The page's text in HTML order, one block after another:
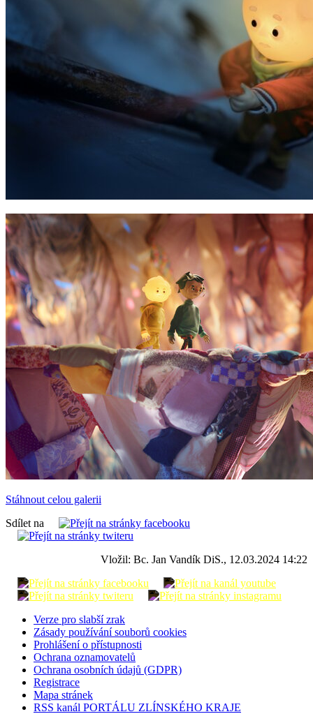
Stáhnout celou galerii
Sdílet na
Vložil: Bc. Jan Vandík DiS., 12.03.2024 14:22
Verze pro slabší zrak
Zásady používání souborů cookies
Prohlášení o přístupnosti
Ochrana oznamovatelů
Ochrana osobních údajů (GDPR)
Registrace
Mapa stránek
RSS kanál PORTÁLU ZLÍNSKÉHO KRAJE